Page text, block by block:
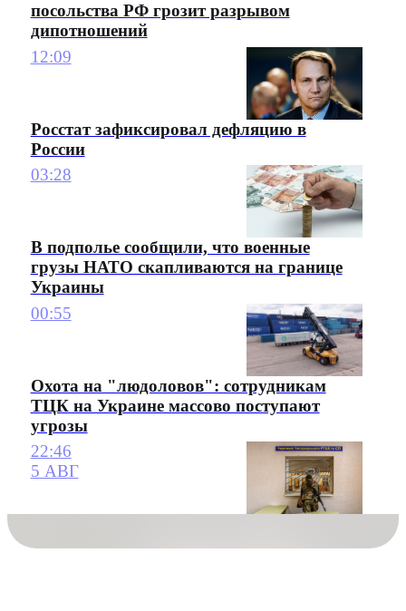
посольства РФ грозит разрывом
дипотношений
12:09
Росстат зафиксировал дефляцию в
России
03:28
В подполье сообщили, что военные
грузы НАТО скапливаются на границе
Украины
00:55
Охота на "людоловов": сотрудникам
ТЦК на Украине массово поступают
угрозы
22:46
5 АВГ